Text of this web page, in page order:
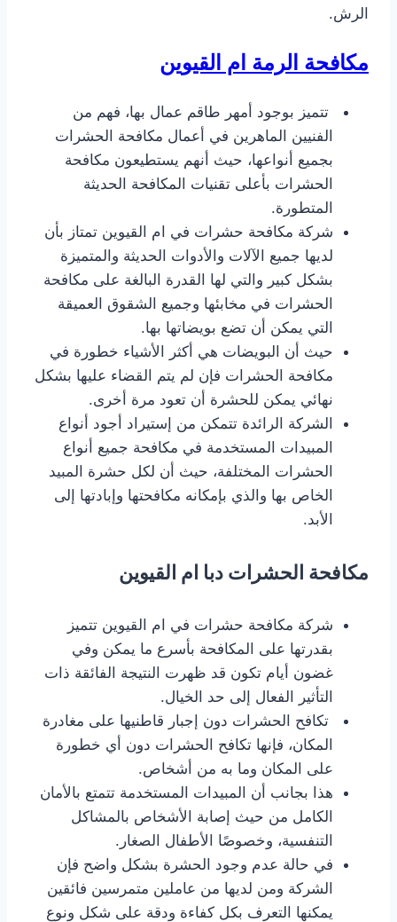
الرش.
تتميز بوجود أمهر طاقم عمال بها، فهم من
الفنيين الماهرين في أعمال مكافحة الحشرات
بجميع أنواعها، حيث أنهم يستطيعون مكافحة
الحشرات بأعلى تقنيات المكافحة الحديثة
المتطورة.
شركة مكافحة حشرات في ام القيوين تمتاز بأن
لديها جميع الآلات والأدوات الحديثة والمتميزة
بشكل كبير والتي لها القدرة البالغة على مكافحة
الحشرات في مخابئها وجميع الشقوق العميقة
التي يمكن أن تضع بويضاتها بها.
حيث أن البويضات هي أكثر الأشياء خطورة في
مكافحة الحشرات فإن لم يتم القضاء عليها بشكل
نهائي يمكن للحشرة أن تعود مرة أخرى.
الشركة الرائدة تتمكن من إستيراد أجود أنواع
المبيدات المستخدمة في مكافحة جميع أنواع
الحشرات المختلفة، حيث أن لكل حشرة المبيد
الخاص بها والذي بإمكانه مكافحتها وإبادتها إلى
الأبد.
مكافحة الحشرات دبا ام القيوين
شركة مكافحة حشرات في ام القيوين تتميز
بقدرتها على المكافحة بأسرع ما يمكن وفي
غضون أيام تكون قد ظهرت النتيجة الفائقة ذات
التأثير الفعال إلى حد الخيال.
تكافح الحشرات دون إجبار قاطنيها على مغادرة
المكان، فإنها تكافح الحشرات دون أي خطورة
على المكان وما به من أشخاص.
هذا بجانب أن المبيدات المستخدمة تتمتع بالأمان
الكامل من حيث إصابة الأشخاص بالمشاكل
التنفسية، وخصوصًا الأطفال الصغار.
في حالة عدم وجود الحشرة بشكل واضح فإن
الشركة ومن لديها من عاملين متمرسين فائقين
يمكنها التعرف بكل كفاءة ودقة على شكل ونوع